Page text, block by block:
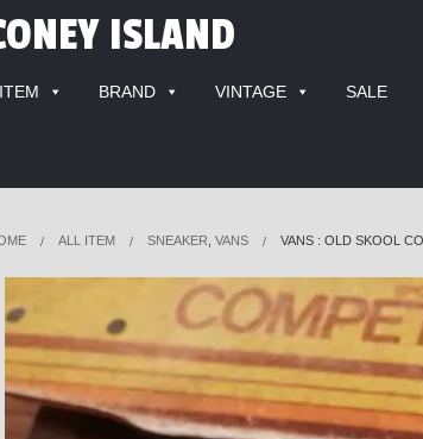
ISLAND
ITEM BRAND VINTAGE SALE
ALL ITEM SNEAKER VANS VANS : OLD SKOOL